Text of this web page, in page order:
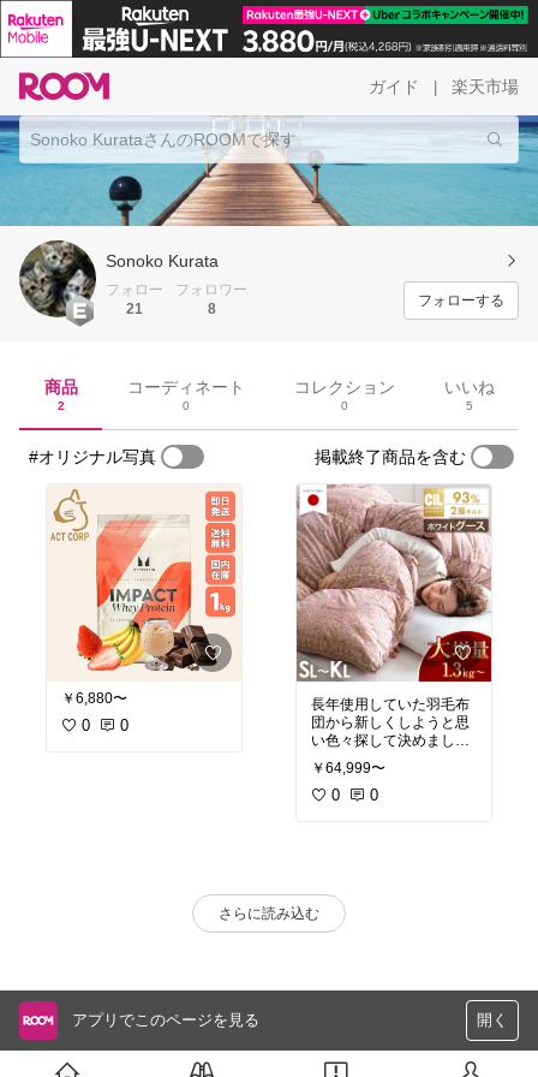
ガイド 楽天市場
Sonoko Kurata
フォロー
21
フォロワー
8
フォローする
商品
2
コーディネート
0
コレクション
0
いいね
5
#オリジナル写真 掲載終了商品を含む
￥6,880〜
0 0
長年使用していた羽毛布
団から新しくしようと思
い色々探して決めまし
た。口コミにある匂いの
事も少し気になりました
が、実際手にとってみて
暖かくボリュームもあ
り、体に吸い付くように
めんなさい)でしたけどカ
いいです！コスパ最高で
す☆
￥64,999〜
0 0
さらに読み込む
アプリでこのページを見る 開く